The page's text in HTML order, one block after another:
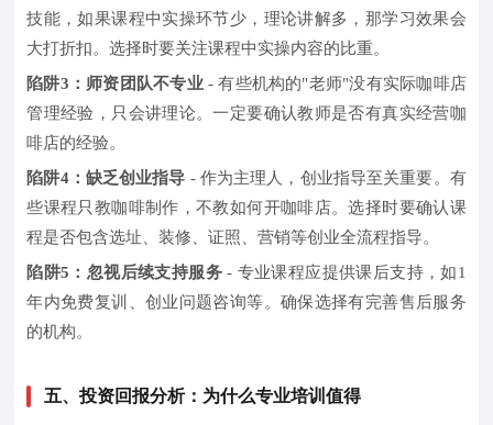
技能，如果课程中实操环节少，理论讲解多，那学习效果会
大打折扣。选择时要关注课程中实操内容的比重。
陷阱3：师资团队不专业- 有些机构的"老师"没有实际咖啡店
管理经验，只会讲理论。一定要确认教师是否有真实经营咖
啡店的经验。
陷阱4：缺乏创业指导 - 作为主理人，创业指导至关重要。有
些课程只教咖啡制作，不教如何开咖啡店。选择时要确认课
程是否包含选址、装修、证照、营销等创业全流程指导。
陷阱5：忽视后续支持服务- 专业课程应提供课后支持，如1
年内免费复训、创业问题咨询等。确保选择有完善售后服务
的机构。
五、投资回报分析：为什么专业培训值得